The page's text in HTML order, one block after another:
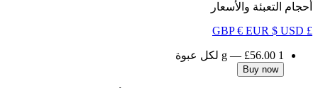
أحجام التعبئة والأسعار
£ GBP
€ EUR $ USD
1 g
— £56.00 لكل عبوة
Buy now